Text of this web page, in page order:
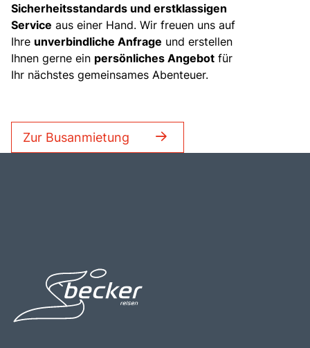
Sicherheitsstandards und erstklassigen
Service aus einer Hand. Wir freuen uns auf
Ihre unverbindliche Anfrage und erstellen
Ihnen gerne ein persönliches Angebot für
Ihr nächstes gemeinsames Abenteuer.
Zur Busanmietung